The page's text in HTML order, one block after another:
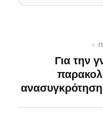
Για την